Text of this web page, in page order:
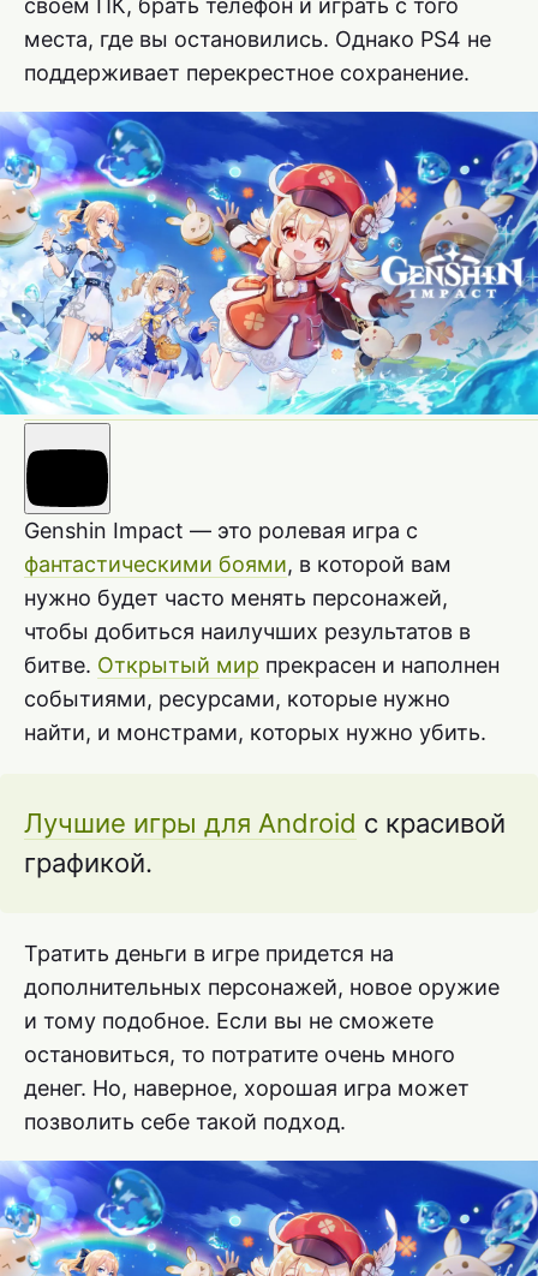
своем ПК, брать телефон и играть с того
места, где вы остановились. Однако PS4 не
поддерживает перекрестное сохранение.
Genshin Impact — это ролевая игра с
фантастическими боями, в которой вам
нужно будет часто менять персонажей,
чтобы добиться наилучших результатов в
битве. Открытый мир прекрасен и наполнен
событиями, ресурсами, которые нужно
найти, и монстрами, которых нужно убить.
Лучшие игры для Android с красивой
графикой.
Тратить деньги в игре придется на
дополнительных персонажей, новое оружие
и тому подобное. Если вы не сможете
остановиться, то потратите очень много
денег. Но, наверное, хорошая игра может
позволить себе такой подход.